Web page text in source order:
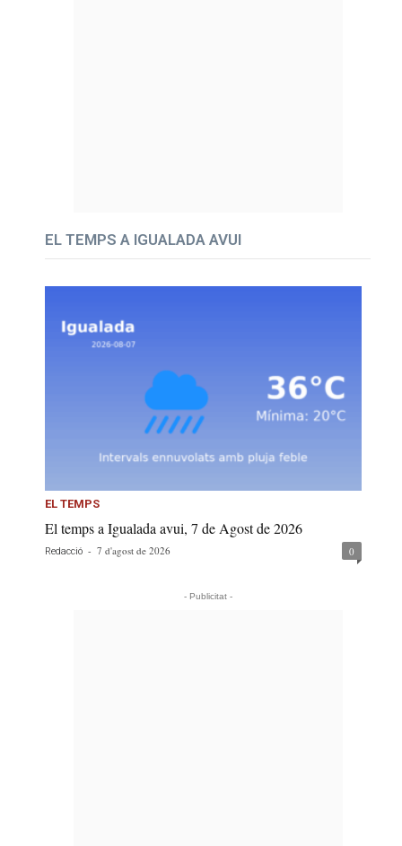
EL TEMPS A IGUALADA AVUI
EL TEMPS
El temps a Igualada avui, 7 de Agost de 2026
Redacció - 7 d'agost de 2026 0
- Publicitat -